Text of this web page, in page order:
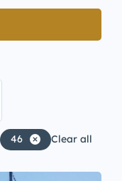
46 Clear all